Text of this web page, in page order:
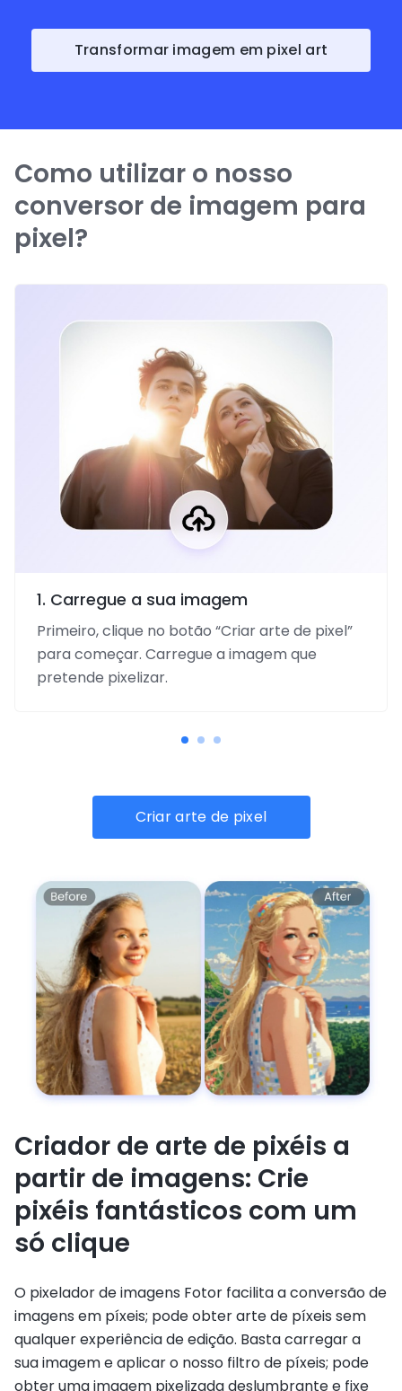
Transformar imagem em pixel art
Como utilizar o nosso
conversor de imagem para
pixel?
1. Carregue a sua imagem
Primeiro, clique no botão “Criar arte de pixel”
para começar. Carregue a imagem que
pretende pixelizar.
Criar arte de pixel
Criador de arte de pixéis a
partir de imagens: Crie
pixéis fantásticos com um
só clique
O pixelador de imagens Fotor facilita a conversão de
imagens em píxeis; pode obter arte de píxeis sem
qualquer experiência de edição. Basta carregar a
sua imagem e aplicar o nosso filtro de píxeis; pode
obter uma imagem pixelizada deslumbrante e fixe